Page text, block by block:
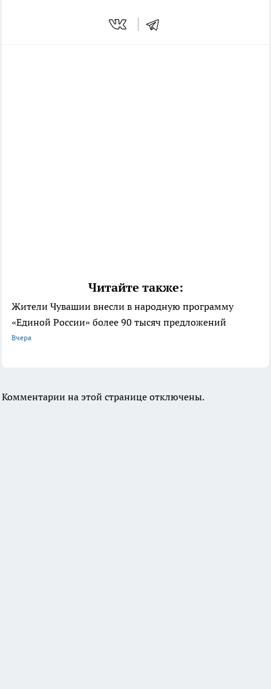
Читайте также:
Жители Чувашии внесли в народную программу
«Единой России» более 90 тысяч предложений
Вчера
Комментарии на этой странице отключены.